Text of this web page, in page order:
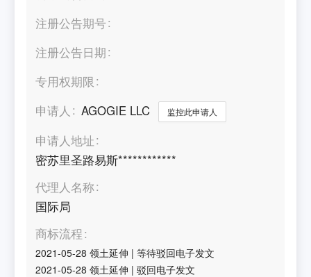
注册公告期号
注册公告日期
专用权期限
申请人
AGOGIE LLC 监控此申请人
申请人地址
密苏里圣路易斯************
代理人名称
国际局
商标流程
2021-05-28 领土延伸 |等待驳回电子发文
2021-05-28 领土延伸 |驳回电子发文